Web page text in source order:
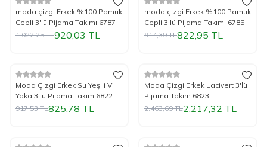
%10İndirim
Yeni
moda çizgi Erkek %100 Pamuk
Cepli 3'lü Pijama Takımı 6787
1.022,25TL920,03 TL
%10İndirim
Yeni
moda çizgi Erkek %100 Pamuk
Cepli 3'lü Pijama Takımı 6785
914,39TL822,95 TL
%10İndirim
Yeni
Moda Çizgi Erkek Su Yeşili V
Yaka 3'lü Pijama Takım 6822
917,53TL825,78 TL
%10İndirim
Yeni
Moda Çizgi Erkek Lacivert 3'lü
Pijama Takım 6823
2.463,69TL2.217,32 TL